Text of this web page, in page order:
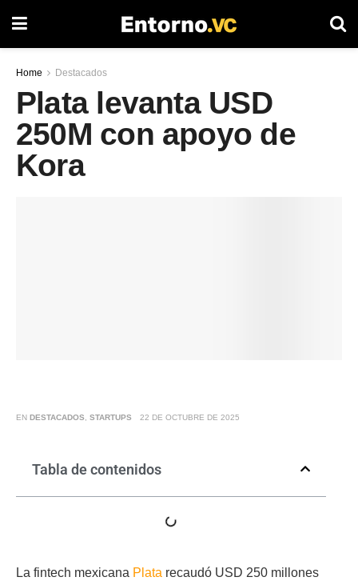
Home Destacados
Plata levanta USD
250M con apoyo de
Kora
EN DESTACADOS STARTUPS 22 DE OCTUBRE DE 2025
Tabla de contenidos
La fintech mexicana Plata recaudó USD 250 millones